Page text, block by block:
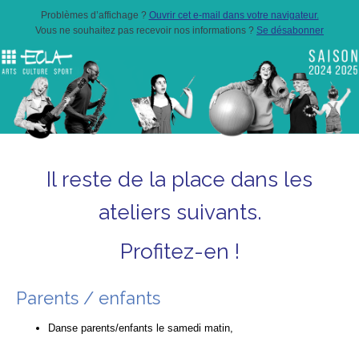
Problèmes d’affichage ? Ouvrir cet e-mail dans votre navigateur.
Vous ne souhaitez pas recevoir nos informations ? Se désabonner
Il reste de la place dans les
ateliers suivants.
Profitez-en !
Parents / enfants
Danse parents/enfants le samedi matin,